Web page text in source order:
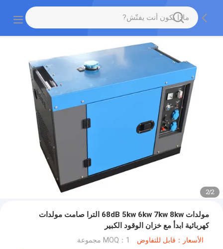
2
/
2
مولدات 68dB 5kw 6kw 7kw 8kw الترا صامت مولدات
كهربائية ابدأ مع خزان الوقود الكبير
الأسعار：قابل للتفاوض MOQ：1 مجموعة